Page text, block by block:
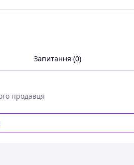
Запитання (0)
продавця